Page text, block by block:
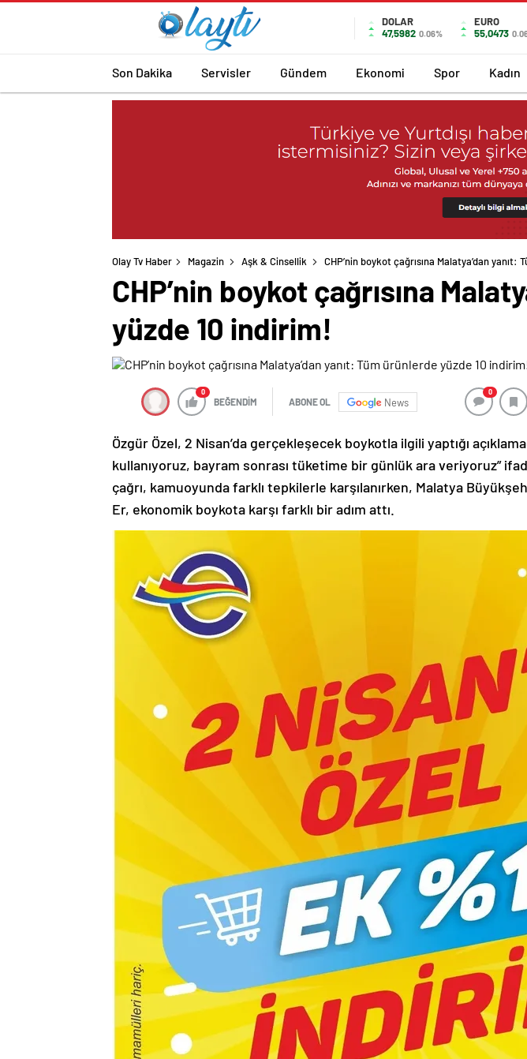
DOLAR
47,5982 0.06%
EURO
55,0473
Son Dakika Servisler Gündem Ekonomi Spor Kadın
Olay Tv Haber Magazin Aşk & Cinsellik CHP’nin boykot çağrısına Malatya’dan
CHP’nin boykot çağrısına
yüzde 10 indirim!
0
BEĞENDİM ABONE OL News
0
Özgür Özel, 2 Nisan’da gerçekleşecek boykotla ilgili yaptığı
kullanıyoruz, bayram sonrası tüketime bir günlük ara veriyoruz”
çağrı, kamuoyunda farklı tepkilerle karşılanırken, Malatya
Er, ekonomik boykota karşı farklı bir adım attı.